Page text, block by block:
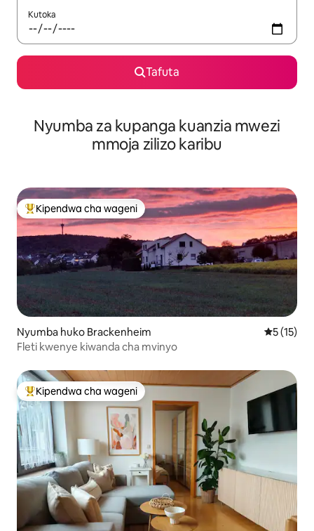
Kutoka
Tafuta
Nyumba za kupanga kuanzia mwezi
mmoja zilizo karibu
Kipendwa maarufu cha wageni
Kipendwa cha wageni
Nyumba huko Brackenheim Ukadiriaji
5 (15)
Fleti kwenye kiwanda cha mvinyo
Kipendwa maarufu cha wageni
Kipendwa cha wageni